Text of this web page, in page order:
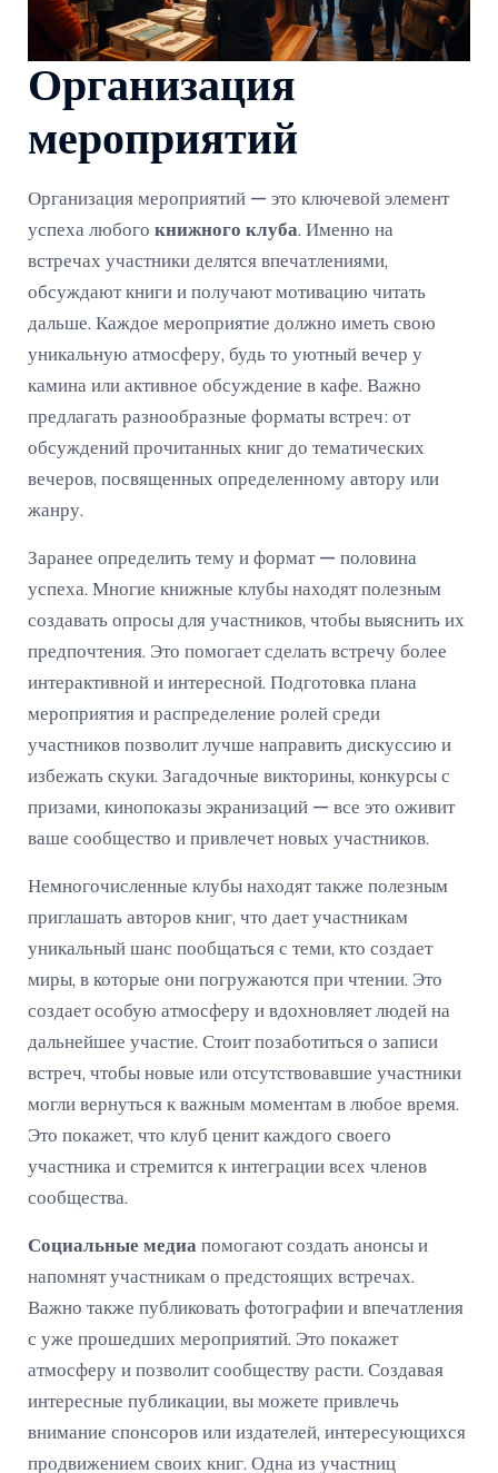
Организация
мероприятий
Организация мероприятий — это ключевой элемент
успеха любого книжного клуба. Именно на
встречах участники делятся впечатлениями,
обсуждают книги и получают мотивацию читать
дальше. Каждое мероприятие должно иметь свою
уникальную атмосферу, будь то уютный вечер у
камина или активное обсуждение в кафе. Важно
предлагать разнообразные форматы встреч: от
обсуждений прочитанных книг до тематических
вечеров, посвященных определенному автору или
жанру.
Заранее определить тему и формат — половина
успеха. Многие книжные клубы находят полезным
создавать опросы для участников, чтобы выяснить их
предпочтения. Это помогает сделать встречу более
интерактивной и интересной. Подготовка плана
мероприятия и распределение ролей среди
участников позволит лучше направить дискуссию и
избежать скуки. Загадочные викторины, конкурсы с
призами, кинопоказы экранизаций — все это оживит
ваше сообщество и привлечет новых участников.
Немногочисленные клубы находят также полезным
приглашать авторов книг, что дает участникам
уникальный шанс пообщаться с теми, кто создает
миры, в которые они погружаются при чтении. Это
создает особую атмосферу и вдохновляет людей на
дальнейшее участие. Стоит позаботиться о записи
встреч, чтобы новые или отсутствовавшие участники
могли вернуться к важным моментам в любое время.
Это покажет, что клуб ценит каждого своего
участника и стремится к интеграции всех членов
сообщества.
Социальные медиа помогают создать анонсы и
напомнят участникам о предстоящих встречах.
Важно также публиковать фотографии и впечатления
с уже прошедших мероприятий. Это покажет
атмосферу и позволит сообществу расти. Создавая
интересные публикации, вы можете привлечь
внимание спонсоров или издателей, интересующихся
продвижением своих книг. Одна из участниц